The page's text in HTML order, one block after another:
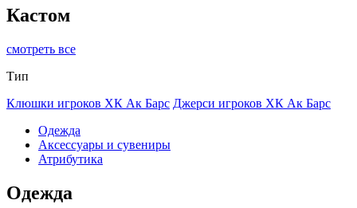
Кастом
смотреть все
Тип
Клюшки игроков ХК Ак Барс Джерси игроков ХК Ак Барс
Одежда
Аксессуары и сувениры
Атрибутика
Одежда